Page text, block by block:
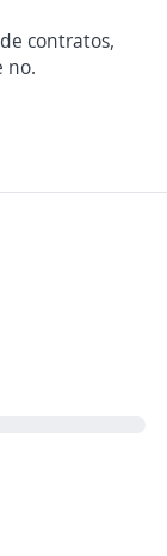
contratos,
no.